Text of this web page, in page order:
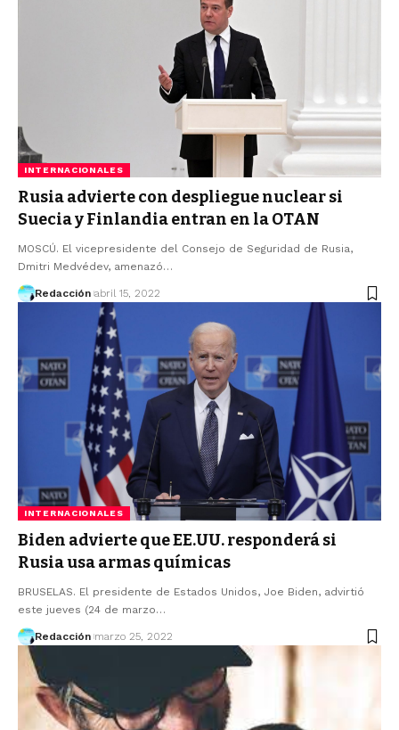
INTERNACIONALES
Rusia advierte con despliegue nuclear si
Suecia y Finlandia entran en la OTAN
MOSCÚ. El vicepresidente del Consejo de Seguridad de Rusia,
Dmitri Medvédev, amenazó…
Redacción abril 15, 2022
INTERNACIONALES
Biden advierte que EE.UU. responderá si
Rusia usa armas químicas
BRUSELAS. El presidente de Estados Unidos, Joe Biden, advirtió
este jueves (24 de marzo…
Redacción marzo 25, 2022